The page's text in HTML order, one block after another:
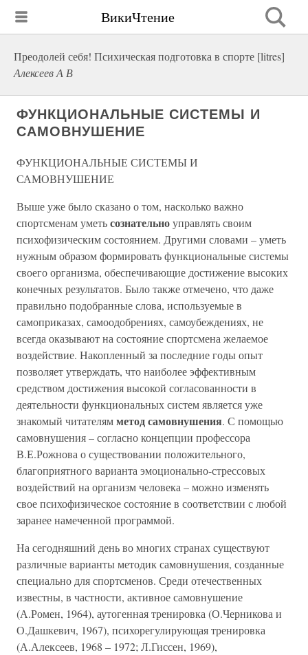
ВикиЧтение
Преодолей себя! Психическая подготовка в спорте [litres]
Алексеев А В
ФУНКЦИОНАЛЬНЫЕ СИСТЕМЫ И
САМОВНУШЕНИЕ
ФУНКЦИОНАЛЬНЫЕ СИСТЕМЫ И
САМОВНУШЕНИЕ
Выше уже было сказано о том, насколько важно
спортсменам уметьсознательноуправлять своим
психофизическим состоянием. Другими словами – уметь
нужным образом формировать функциональные системы
своего организма, обеспечивающие достижение высоких
конечных результатов. Было также отмечено, что даже
правильно подобранные слова, используемые в
самоприказах, самоодобрениях, самоубеждениях, не
всегда оказывают на состояние спортсмена желаемое
воздействие. Накопленный за последние годы опыт
позволяет утверждать, что наиболее эффективным
средством достижения высокой согласованности в
деятельности функциональных систем является уже
знакомый читателямметод самовнушения. С помощью
самовнушения – согласно концепции профессора
В.Е.Рожнова о существовании положительного,
благоприятного варианта эмоционально-стрессовых
воздействий на организм человека – можно изменять
свое психофизическое состояние в соответствии с любой
заранее намеченной программой.
На сегодняшний день во многих странах существуют
различные варианты методик самовнушения, созданные
специально для спортсменов. Среди отечественных
известны, в частности, активное самовнушение
(А.Ромен, 1964), аутогенная тренировка (О.Черникова и
О.Дашкевич, 1967), психорегулирующая тренировка
(А.Алексеев, 1968 – 1972; Л.Гиссен, 1969),